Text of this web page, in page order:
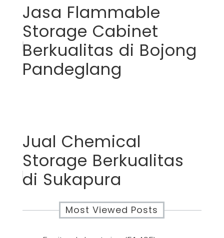
Jasa Flammable
Storage Cabinet
Berkualitas di Bojong
Pandeglang
Jual Chemical
Storage Berkualitas
di Sukapura
Most Viewed Posts